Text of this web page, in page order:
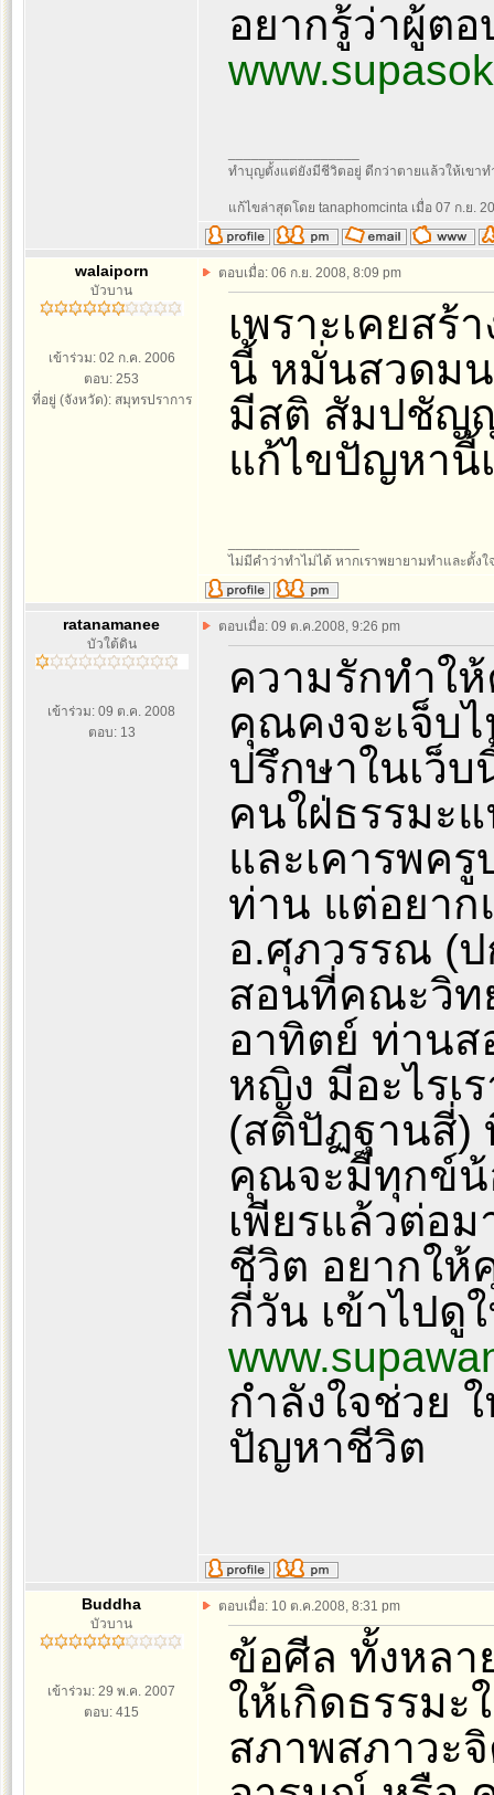
อยากรู้ว่าผู้ตอ
ทำบุญตั้งแต่ยังมีชีวิตอยู่ ดีกว่าตายแล้วให้เขา
แก้ไขล่าสุดโดย tanaphomcinta เมื่อ 07 ก.ย.
walaiporn
บัวบาน
เข้าร่วม: 02 ก.ค. 2006
ตอบ: 253
ที่อยู่ (จังหวัด): สมุทรปราการ
ตอบเมื่อ: 06 ก.ย. 2008, 8:09 pm
เพราะเคยสร้
นี้ หมั่นสวดมน
มีสติ สัมปชัญ
แก้ไขปัญหานี้
ไม่มีคำว่าทำไม่ได้ หากเราพยายามทำและตั้งใ
ratanamanee
บัวใต้ดิน
เข้าร่วม: 09 ต.ค. 2008
ตอบ: 13
ตอบเมื่อ: 09 ต.ค.2008, 9:26 pm
ความรักทำใ
คุณคงจะเจ็บ
ปรึกษาในเว็
คนใฝ่ธรรมะ
และเคารพค
ท่าน แต่อยา
อ.ศุภวรรณ (
สอนที่คณะวิท
อาทิตย์ ท่านส
หญิง มีอะไรเ
(สติปัฏฐานสี่)
คุณจะมีทุกข์น้
เพียรแล้วต่อ
ชีวิต อยากให้
กี่วัน เข้าไปดู
กำลังใจช่วย
ปัญหาชีวิต
Buddha
บัวบาน
เข้าร่วม: 29 พ.ค. 2007
ตอบ: 415
ตอบเมื่อ: 10 ต.ค.2008, 8:31 pm
ข้อศีล ทั้งหลา
ให้เกิดธรรม
สภาพสภาวะ